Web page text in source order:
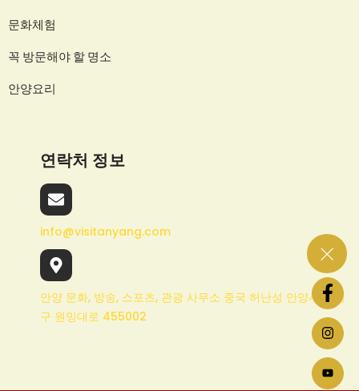
문화체험
꼭 방문해야 할 명소
안양요리
연락처 정보
info@visitanyang.com
안양 문화, 방송, 스포츠, 관광 사무소 중국 허난성 안양시 원펑
구 원밍대로 455002